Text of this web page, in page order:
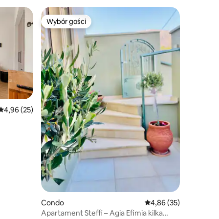
ocena: 4,96 na 5, liczba recenzji: 25
4,96 (25)
Wybór gości
Wybór gości
Condo Średnia ocena: 4,86
4,86 (35)
Apartament Steffi – Agia Efimia kilka